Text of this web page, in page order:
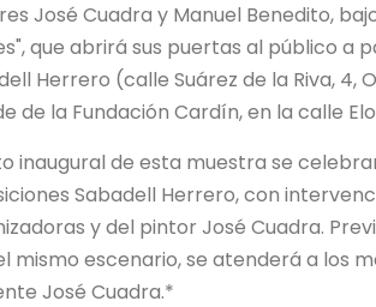
José Cuadra y Manuel Benedito,
que abrirá sus puertas al público a
Herrero (calle Suárez de la Riva,
de la Fundación Cardín, en la calle
inaugural de esta muestra se
Sabadell Herrero, con
y del pintor José Cuadra.
mismo escenario, se atenderá a los
José Cuadra.*